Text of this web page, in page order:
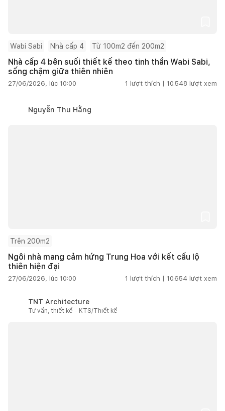
Wabi Sabi Nhà cấp 4 Từ 100m2 đến 200m2
Nhà cấp 4 bên suối thiết kế theo tinh thần Wabi Sabi,
sống chậm giữa thiên nhiên
27/06/2026, lúc 10:00 1 lượt thích | 10.548 lượt xem
Nguyễn Thu Hằng
Trên 200m2
Ngôi nhà mang cảm hứng Trung Hoa với kết cấu lộ
thiên hiện đại
27/06/2026, lúc 10:00 1 lượt thích | 10.654 lượt xem
TNT Architecture
Tư vấn, thiết kế - KTS/Thiết kế